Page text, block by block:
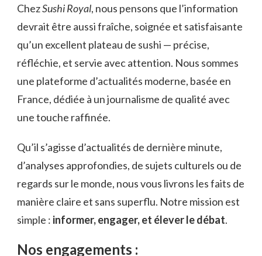
ChezSushi Royal, nous pensons que l’information
devrait être aussi fraîche, soignée et satisfaisante
qu’un excellent plateau de sushi — précise,
réfléchie, et servie avec attention. Nous sommes
une plateforme d’actualités moderne, basée en
France, dédiée à un journalisme de qualité avec
une touche raffinée.
Qu’il s’agisse d’actualités de dernière minute,
d’analyses approfondies, de sujets culturels ou de
regards sur le monde, nous vous livrons les faits de
manière claire et sans superflu. Notre mission est
simple : informer, engager, et élever le débat.
Nos engagements :